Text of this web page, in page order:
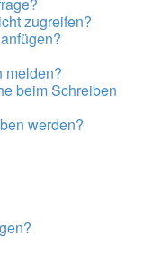
zugreifen?
melden?
beim Schreiben
werden?